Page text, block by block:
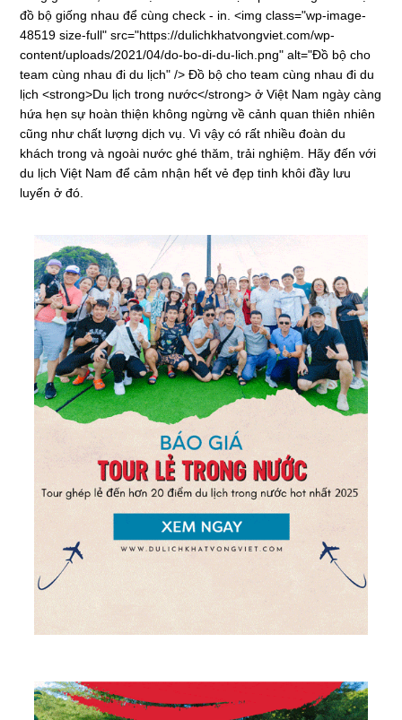
đồ bộ giống nhau để cùng check - in. <img class="wp-image-
48519 size-full" src="https://dulichkhatvongviet.com/wp-
content/uploads/2021/04/do-bo-di-du-lich.png" alt="Đồ bộ cho
team cùng nhau đi du lịch" /> Đồ bộ cho team cùng nhau đi du
lịch <strong>Du lịch trong nước</strong> ở Việt Nam ngày càng
hứa hẹn sự hoàn thiện không ngừng về cảnh quan thiên nhiên
cũng như chất lượng dịch vụ. Vì vậy có rất nhiều đoàn du
khách trong và ngoài nước ghé thăm, trải nghiệm. Hãy đến với
du lịch Việt Nam để cảm nhận hết vẻ đẹp tinh khôi đầy lưu
luyến ở đó.